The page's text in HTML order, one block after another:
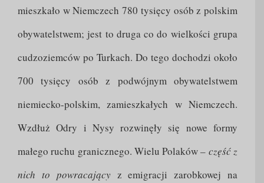
mieszkało w Niemczech 780 tysięcy osób z polskim
obywatelstwem; jest to druga co do wielkości grupa
cudzoziemców po Turkach. Do tego dochodzi około
700 tysięcy osób z podwójnym obywatelstwem
niemiecko-polskim, zamieszkałych w Niemczech.
Wzdłuż Odry i Nysy rozwinęły się nowe formy
małego ruchu granicznego. Wielu Polaków– część z
nich to powracający z emigracji zarobkowej na